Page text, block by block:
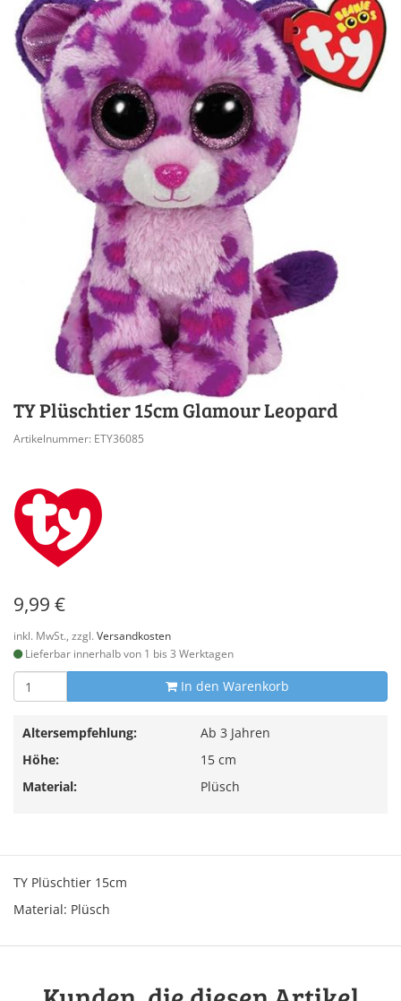
TY Plüschtier 15cm Glamour Leopard
Artikelnummer: ETY36085
9,99 €
inkl. MwSt., zzgl. Versandkosten
Lieferbar innerhalb von 1 bis 3 Werktagen
In den Warenkorb
Altersempfehlung:
Ab 3 Jahren
Höhe:
15 cm
Material:
Plüsch
TY Plüschtier 15cm
Material: Plüsch